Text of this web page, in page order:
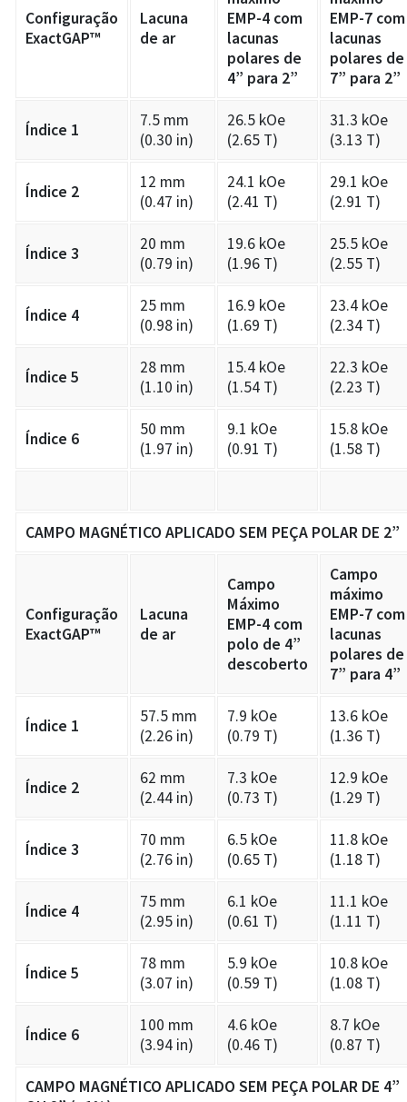
Configuração
ExactGAP™
Lacuna
de ar
EMP-4 com
lacunas
polares de
4” para 2”
EMP-7 com
lacunas
polares de
7” para 2”
Índice 1
7.5 mm
(0.30 in)
26.5 kOe
(2.65 T)
31.3 kOe
(3.13 T)
Índice 2
12 mm
(0.47 in)
24.1 kOe
(2.41 T)
29.1 kOe
(2.91 T)
Índice 3
20 mm
(0.79 in)
19.6 kOe
(1.96 T)
25.5 kOe
(2.55 T)
Índice 4
25 mm
(0.98 in)
16.9 kOe
(1.69 T)
23.4 kOe
(2.34 T)
Índice 5
28 mm
(1.10 in)
15.4 kOe
(1.54 T)
22.3 kOe
(2.23 T)
Índice 6
50 mm
(1.97 in)
9.1 kOe
(0.91 T)
15.8 kOe
(1.58 T)
CAMPO MAGNÉTICO APLICADO SEM PEÇA POLAR DE 2”
Configuração
ExactGAP™
Lacuna
de ar
Campo
Máximo
EMP-4 com
polo de 4”
descoberto
Campo
máximo
EMP-7 com
lacunas
polares de
7” para 4”
Índice 1
57.5 mm
(2.26 in)
7.9 kOe
(0.79 T)
13.6 kOe
(1.36 T)
Índice 2
62 mm
(2.44 in)
7.3 kOe
(0.73 T)
12.9 kOe
(1.29 T)
Índice 3
70 mm
(2.76 in)
6.5 kOe
(0.65 T)
11.8 kOe
(1.18 T)
Índice 4
75 mm
(2.95 in)
6.1 kOe
(0.61 T)
11.1 kOe
(1.11 T)
Índice 5
78 mm
(3.07 in)
5.9 kOe
(0.59 T)
10.8 kOe
(1.08 T)
Índice 6
100 mm
(3.94 in)
4.6 kOe
(0.46 T)
8.7 kOe
(0.87 T)
CAMPO MAGNÉTICO APLICADO SEM PEÇA POLAR DE 4”